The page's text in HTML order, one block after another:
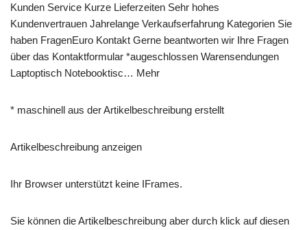
Kunden Service Kurze Lieferzeiten Sehr hohes
Kundenvertrauen Jahrelange Verkaufserfahrung Kategorien Sie
haben FragenEuro Kontakt Gerne beantworten wir Ihre Fragen
über das Kontaktformular *augeschlossen Warensendungen
Laptoptisch Notebooktisc… Mehr
* maschinell aus der Artikelbeschreibung erstellt
Artikelbeschreibung anzeigen
Ihr Browser unterstützt keine IFrames.
Sie können die Artikelbeschreibung aber durch klick auf diesen